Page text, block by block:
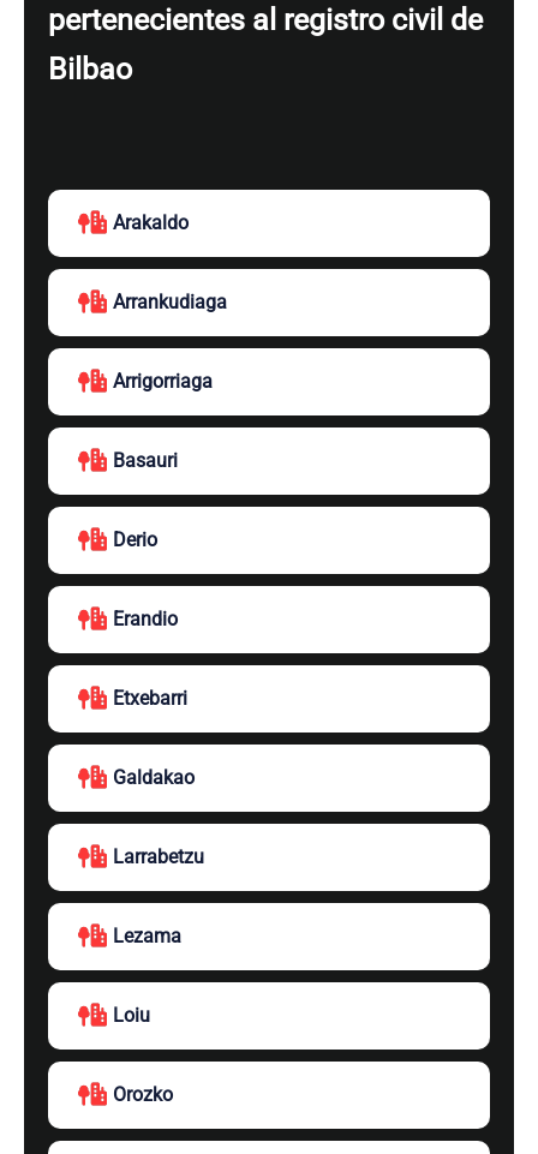
pertenecientes al registro civil de
Bilbao
Arakaldo
Arrankudiaga
Arrigorriaga
Basauri
Derio
Erandio
Etxebarri
Galdakao
Larrabetzu
Lezama
Loiu
Orozko